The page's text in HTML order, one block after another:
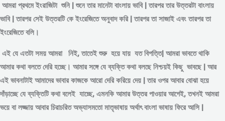
আমরা প্রথমে ইংরাজিটা শুনি | শুনে তার মানেটা বাংলায় ভাবি | তারপর তার উত্তরটা বাংলায়
ভাবি | তারপর সেই উত্তরটি কে ইংরেজিতে অনুবাদ করি | তারপর তা সাজাই এবং তারপর তা
ইংরেজিতে বলি।
এই যে এতটা সময় আমরা নিই, তাতেই শুরু হয়ে যায় যত বিপত্তি| আমরা ভাবতে থাকি
আমার কথা বলতে দেরি হচ্ছে। আমার সঙ্গে যে ব্যক্তি কথা বলছে নিশ্চয়ই কিছু ভাবছে | আর
এই ভাবনাটাই আমাদের ভাবার কাজকে আরো দেরি করিয়ে দেয় | তার ওপর আবার বোঝা হয়ে
দাঁড়াচ্ছে যে ব্যক্তিটি কথা বলেই যাচ্ছে, এমনকি আমার উত্তর পাওয়ার আগেই, তখনই আমরা
ভয়ে বা লজ্জায় আবার চিরাচরিত অভ্যাসমতো মাতৃভাষায় অর্থাৎ বাংলা ভাষায় ফিরে আসি |